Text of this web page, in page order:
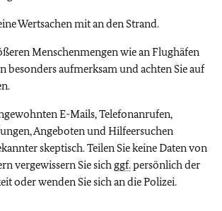
Wertsachen mit an den Strand.
Menschenmengen wie an Flughäfen
besonders aufmerksam und achten Sie auf
E-Mails, Telefonanrufen,
Angeboten und Hilfeersuchen
skeptisch. Teilen Sie keine Daten von
vergewissern Sie sich ggf.persönlich der
oder wenden Sie sich an die Polizei.